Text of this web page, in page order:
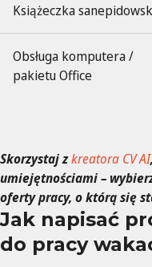
Książeczka
Obsługa komputera /
pakietu Office
Skorzystaj zkreatora CV AI
umiejętnościami –
oferty pracy, o którą się
Jak napisać
do pracy